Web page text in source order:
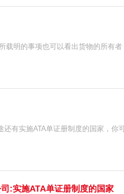
明的事项也可以看出货物的所有者
有实施ATA单证册制度的国家，你
:实施ATA单证册制度的国家